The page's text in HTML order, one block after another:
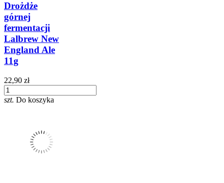
Drożdże
górnej
fermentacji
Lalbrew New
England Ale
11g
22,90 zł
szt. Do koszyka